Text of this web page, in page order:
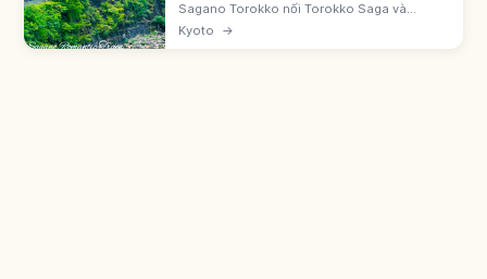
Sagano Torokko nối Torokko Saga và
Kameoka 7,3km, tận dụng tuyến cũ JR Sanin
từ 1991. Toa 5 'The Rich-go' mở không kính.
Kyoto →